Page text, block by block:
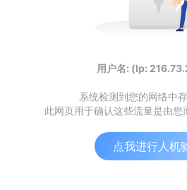
用户名: (Ip:
系统检测到您的网络中
此网页用于确认这些流量是由您
点我进行人机